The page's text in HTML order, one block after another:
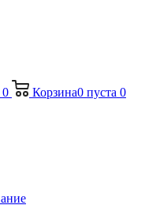
0 Корзина0 пуста 0